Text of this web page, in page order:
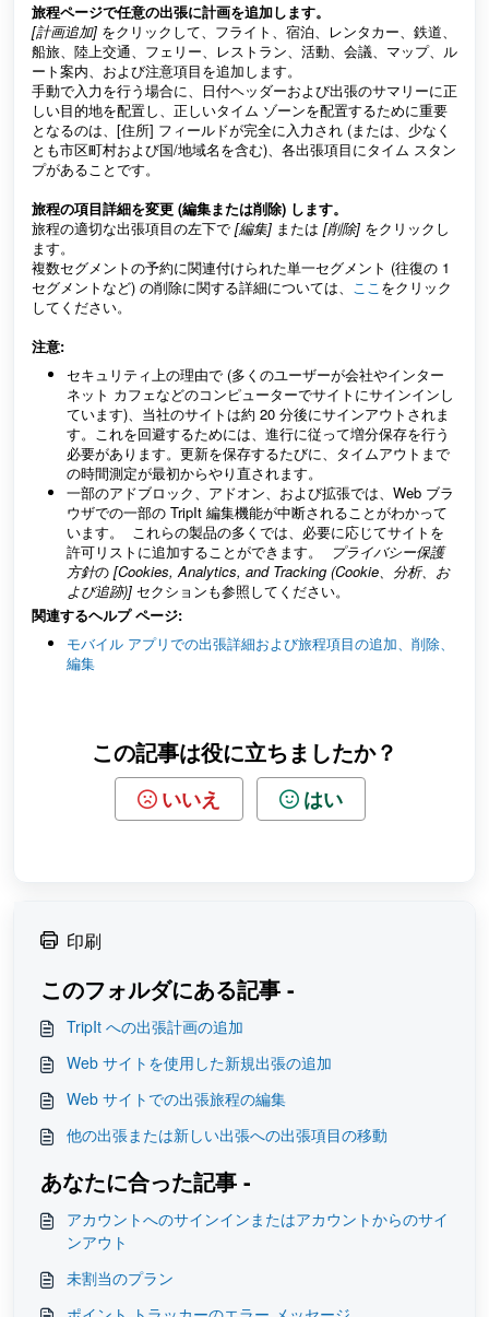
旅程ページで任意の出張に計画を追加します。
[計画追加] をクリックして、フライト、宿泊、レンタカー、鉄道、
船旅、陸上交通、フェリー、レストラン、活動、会議、マップ、ル
ート案内、および注意項目を追加します。
手動で入力を行う場合に、日付ヘッダーおよび出張のサマリーに正
しい目的地を配置し、正しいタイム ゾーンを配置するために重要
となるのは、[住所] フィールドが完全に入力され (または、少なく
とも市区町村および国/地域名を含む)、各出張項目にタイム スタン
プがあることです。
旅程の項目詳細を変更 (編集または削除) します。
旅程の適切な出張項目の左下で [編集] または [削除] をクリックし
ます。
複数セグメントの予約に関連付けられた単一セグメント (往復の 1
セグメントなど) の削除に関する詳細については、 ここをクリック
してください。
注意:
セキュリティ上の理由で (多くのユーザーが会社やインター
ネット カフェなどのコンピューターでサイトにサインインし
ています)、当社のサイトは約 20 分後にサインアウトされま
す。これを回避するためには、進行に従って増分保存を行う
必要があります。更新を保存するたびに、タイムアウトまで
の時間測定が最初からやり直されます。
一部のアドブロック、アドオン、および拡張では、Web ブラ
ウザでの一部の TripIt 編集機能が中断されることがわかって
います。 これらの製品の多くでは、必要に応じてサイトを
許可リストに追加することができます。
プライバシー保護
方針の [Cookies, Analytics, and Tracking (Cookie、分析、お
よび追跡)] セクションも参照してください。
関連するヘルプ ページ:
モバイル アプリでの出張詳細および旅程項目の追加、削除、
編集
この記事は役に立ちましたか？
いいえ はい
印刷
このフォルダにある記事 -
TripIt への出張計画の追加
Web サイトを使用した新規出張の追加
Web サイトでの出張旅程の編集
他の出張または新しい出張への出張項目の移動
あなたに合った記事 -
アカウントへのサインインまたはアカウントからのサイ
ンアウト
未割当のプラン